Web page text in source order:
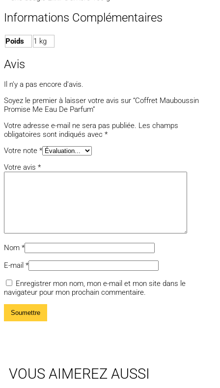
Informations Complémentaires
Poids 1 kg
Avis
Il n’y a pas encore d’avis.
Soyez le premier à laisser votre avis sur “Coffret Mauboussin
Promise Me Eau De Parfum”
Votre adresse e-mail ne sera pas publiée. Les champs
obligatoires sont indiqués avec *
Votre note *
Votre avis *
Nom *
E-mail *
Enregistrer mon nom, mon e-mail et mon site dans le
navigateur pour mon prochain commentaire.
VOUS AIMEREZ AUSSI